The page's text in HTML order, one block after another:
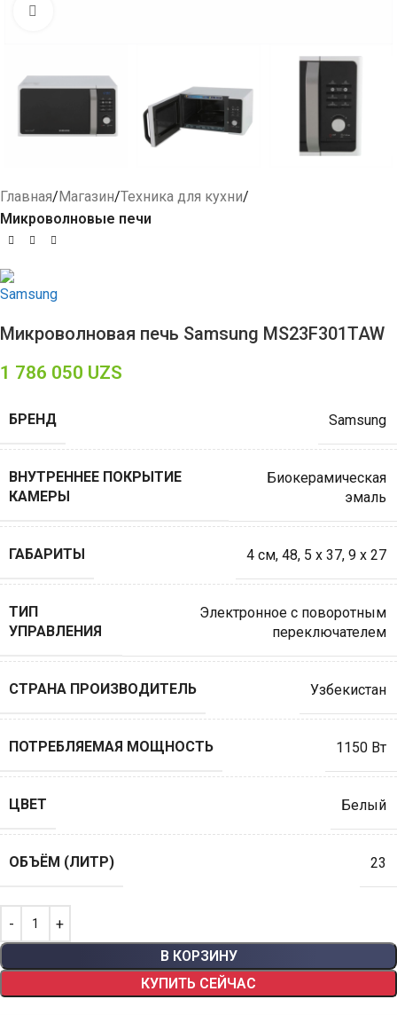
Главная Магазин Техника для кухни
Микроволновые печи
Микроволновая печь Samsung MS23F301TAW
1 786 050 UZS
БРЕНД Samsung
ВНУТРЕННЕЕ ПОКРЫТИЕ
КАМЕРЫ
Биокерамическая
эмаль
ГАБАРИТЫ 4 см, 48, 5 x 37, 9 x 27
ТИП
УПРАВЛЕНИЯ
Электронное с поворотным
переключателем
СТРАНА ПРОИЗВОДИТЕЛЬ Узбекистан
ПОТРЕБЛЯЕМАЯ МОЩНОСТЬ 1150 Вт
ЦВЕТ Белый
ОБЪЁМ (ЛИТР) 23
В КОРЗИНУ
КУПИТЬ СЕЙЧАС